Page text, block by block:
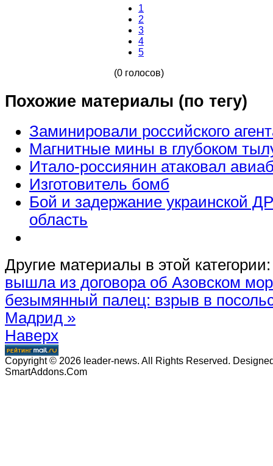
1
2
3
4
5
(0 голосов)
Похожие материалы (по тегу)
Заминировали российского
Магнитные мины в глубоком
Итало-россиянин атаковал
Изготовитель бомб
Бой и задержание украинской
область
Другие материалы в этой категории:
вышла из договора об Азовском
безымянный палец: взрыв в
Мадрид »
Наверх
Copyright © 2026 leader-news. All Rights Reserved.
SmartAddons.Com